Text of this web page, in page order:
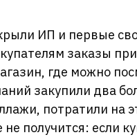
ИП и первые
заказы
где можно
закупили два
потратили на
получится: если